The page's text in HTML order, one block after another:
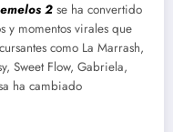
2 se ha convertido
y momentos virales que
como La Marrash,
Sweet Flow, Gabriela,
ha cambiado